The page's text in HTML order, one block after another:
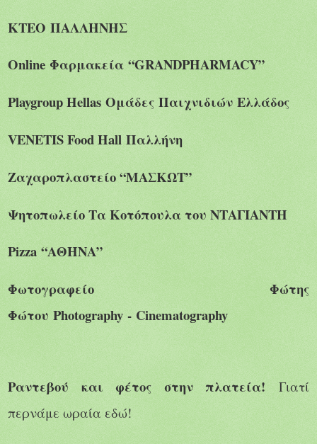
ΚΤΕΟ ΠΑΛΛΗΝΗΣ
Online Φαρμακεία “GRANDPHARMACY”
Playgroup Hellas Ομάδες Παιχνιδιών Ελλάδος
VENETIS Food Hall Παλλήνη
Ζαχαροπλαστείο “ΜΑΣΚΩΤ”
Ψητοπωλείο Τα Κοτόπουλα του ΝΤΑΓΙΑΝΤΗ
Pizza “ΑΘΗΝΑ”
Φωτογραφείο Φώτης
Φώτου Photography - Cinematography
Ραντεβού και φέτος στην πλατεία! Γιατί
περνάμε ωραία εδώ!